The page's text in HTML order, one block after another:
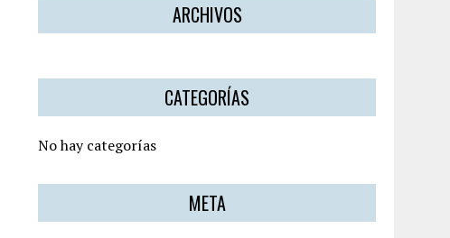
ARCHIVOS
CATEGORÍAS
No hay categorías
META